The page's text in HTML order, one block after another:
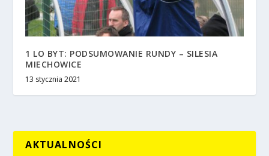
1 LO BYT: PODSUMOWANIE RUNDY – SILESIA
MIECHOWICE
13 stycznia 2021
AKTUALNOŚCI